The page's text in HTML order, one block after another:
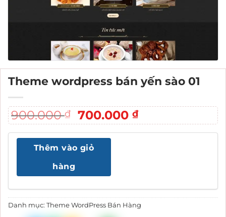
Theme wordpress bán yến sào 01
900.000₫
Giá
gốc
là:
900.000 ₫.
700.000₫Giá
hiện
Thêm vào giỏ
hàng
Danh mục: Theme WordPress Bán Hàng